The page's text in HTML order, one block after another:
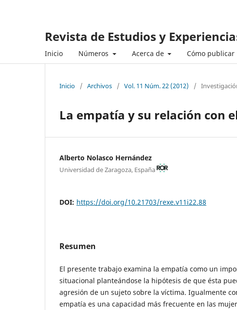
Revista de Estudios y
Inicio Números Acerca de Cómo publicar
Inicio / Archivos / Vol. 11 Núm. 22 (2012) /
La empatía y su relación con
Alberto Nolasco Hernández
Universidad de Zaragoza, España
DOI: https://doi.org/10.21703/rexe.v11i22.88
Resumen
El presente trabajo examina la empatía como un
situacional planteándose la hipótesis de que ésta
agresión de un sujeto sobre la víctima. Igualmente
empatía es una capacidad más frecuente en las